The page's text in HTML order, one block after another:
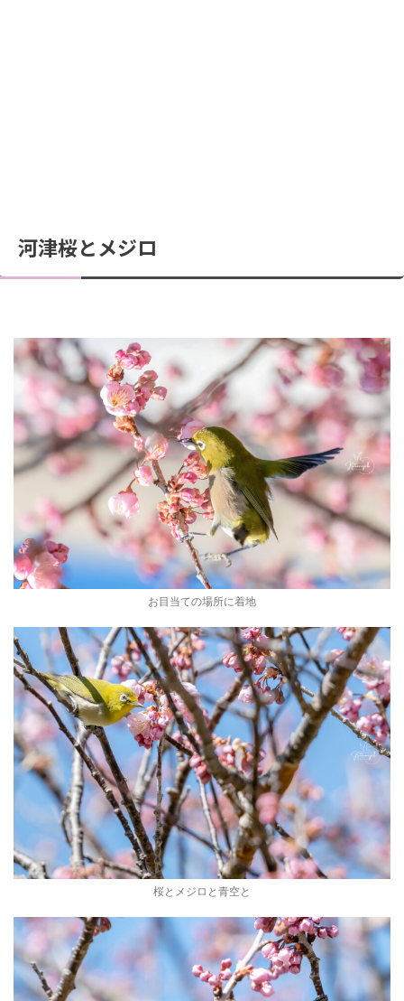
河津桜とメジロ
お目当ての場所に着地
桜とメジロと青空と